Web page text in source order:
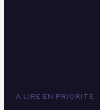
À LIRE EN PRIORITÉ